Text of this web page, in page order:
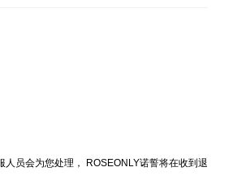
员会为您处理， ROSEONLY诺誓将在收到退